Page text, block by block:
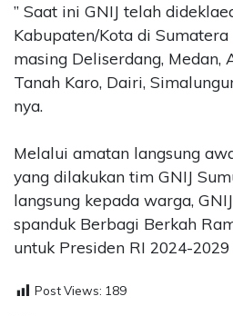
” Saat ini GNIJ telah
Kabupaten/Kota di Sumatera
masing Deliserdang, Medan,
Tanah Karo, Dairi,
nya.
Melalui amatan langsung
yang dilakukan tim GNIJ
langsung kepada warga,
spanduk Berbagi Berkah
untuk Presiden RI 2024-
Post Views: 189